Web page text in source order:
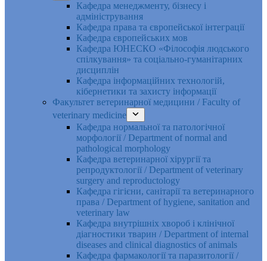
Кафедра менеджменту, бізнесу і
адміністрування
Кафедра права та європейської інтеграції
Кафедра європейських мов
Кафедра ЮНЕСКО «Філософія людського
спілкування» та соціально-гуманітарних
дисциплін
Кафедра інформаційних технологій,
кібернетики та захисту інформації
Факультет ветеринарної медицини / Faculty of
veterinary medicine
Кафедра нормальної та патологічної
морфології / Department of normal and
pathological morphology
Кафедра ветеринарної хірургії та
репродуктології / Department of veterinary
surgery and reproductology
Кафедра гігієни, санітарії та ветеринарного
права / Department of hygiene, sanitation and
veterinary law
Кафедра внутрішніх хвороб і клінічної
діагностики тварин / Department of internal
diseases and clinical diagnostics of animals
Кафедра фармакології та паразитології /